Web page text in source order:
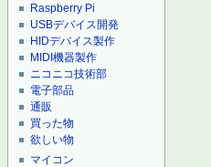
Raspberry Pi
USBデバイス開発
HIDデバイス製作
MIDI機器製作
ニコニコ技術部
電子部品
通販
買った物
欲しい物
マイコン